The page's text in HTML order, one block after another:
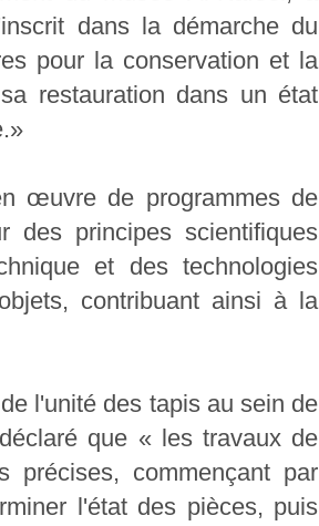
dans la démarche du
pour la conservation et la
restauration dans un état
œuvre de programmes de
des principes scientifiques
et des technologies
contribuant ainsi à la
l'unité des tapis au sein de
que « les travaux de
précises, commençant par
l'état des pièces, puis